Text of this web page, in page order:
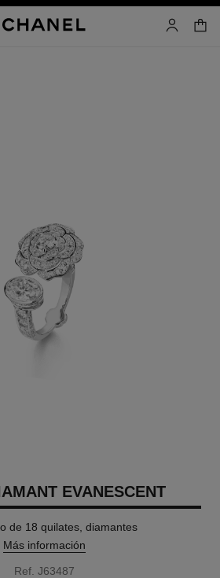
cuenta
EVANESCENT
de 18 quilates, diamantes
Más información
Ref. J63487